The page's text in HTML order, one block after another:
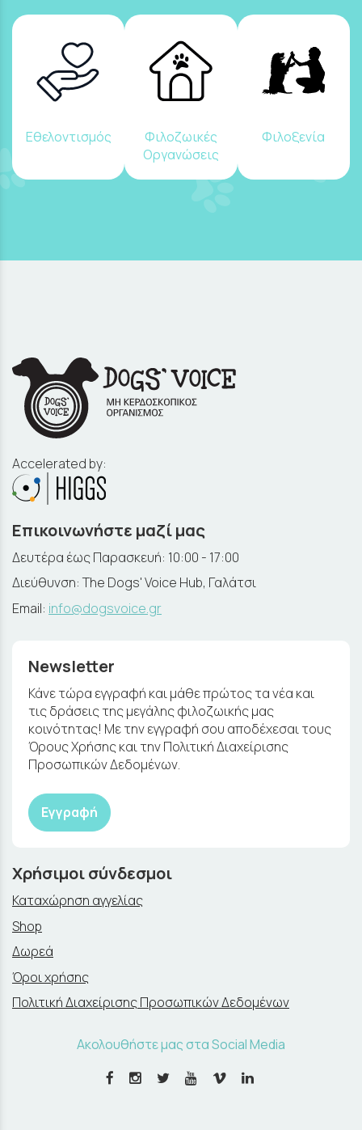
Εθελοντισμός
Φιλοζωικές
Οργανώσεις
Φιλοξενία
Accelerated by:
Επικοινωνήστε μαζί μας
Δευτέρα έως Παρασκευή: 10:00 - 17:00
Διεύθυνση: The Dogs' Voice Hub, Γαλάτσι
Email: info@dogsvoice.gr
Newsletter
Κάνε τώρα εγγραφή και μάθε πρώτος τα νέα και
τις δράσεις της μεγάλης φιλοζωικής μας
κοινότητας! Με την εγγραφή σου αποδέχεσαι τους
Όρους Χρήσης και την Πολιτική Διαχείρισης
Προσωπικών Δεδομένων.
Εγγραφή
Χρήσιμοι σύνδεσμοι
Καταχώρηση αγγελίας
Shop
Δωρεά
Όροι χρήσης
Πολιτική Διαχείρισης Προσωπικών Δεδομένων
Ακολουθήστε μας στα Social Media